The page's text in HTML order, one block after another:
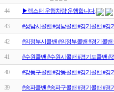
44 ▶렉스턴 운행차량 운행합니다.
43 #성남시콜밴 #성남콜밴 #경기콜밴 #
42 #의정부시콜밴 #의정부콜밴 #경기콜
41 #수원콜밴 #수원시콜밴 #경기도콜밴
40 #강동구콜밴 #강동콜밴 #경기콜밴 #
39 #송파콜밴 #송파구콜밴 #경기콜밴 #